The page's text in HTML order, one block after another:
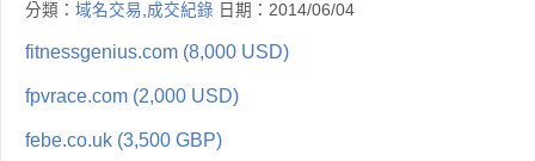
分類： 域名交易,成交紀錄 日期：2014/06/04
fitnessgenius.com (8,000 USD)
fpvrace.com (2,000 USD)
febe.co.uk (3,500 GBP)